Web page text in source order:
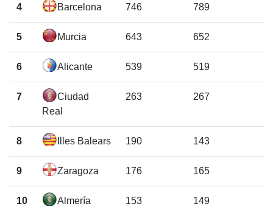
4 Barcelona 746 789
5 Murcia 643 652
6 Alicante 539 519
7
Ciudad
Real
263 267
8 Illes Balears 190 143
9 Zaragoza 176 165
10 Almería 153 149